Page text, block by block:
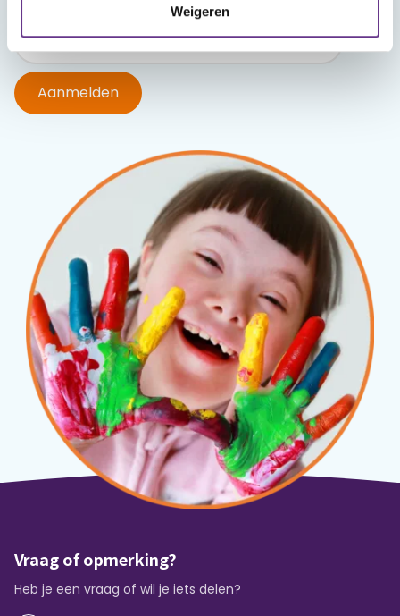
Weigeren
Aanmelden
Vraag of opmerking?
Heb je een vraag of wil je iets delen?